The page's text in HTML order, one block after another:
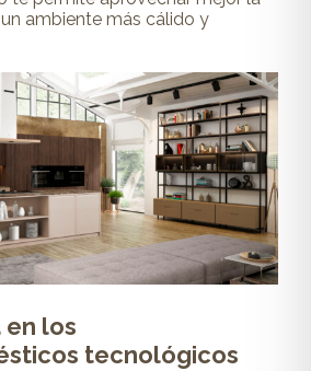
ambiente más cálido y
los
tecnológicos